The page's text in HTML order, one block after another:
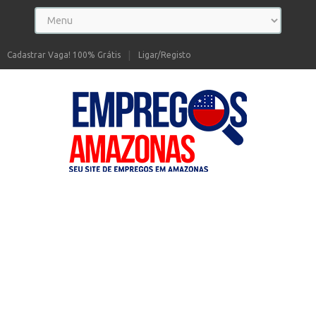
Ligar/Registo
Cadastrar Vaga! 100% Grátis